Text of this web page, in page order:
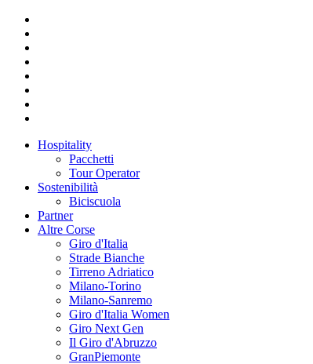
Hospitality
Pacchetti
Tour Operator
Sostenibilità
Biciscuola
Partner
Altre Corse
Giro d'Italia
Strade Bianche
Tirreno Adriatico
Milano-Torino
Milano-Sanremo
Giro d'Italia Women
Giro Next Gen
Il Giro d'Abruzzo
GranPiemonte